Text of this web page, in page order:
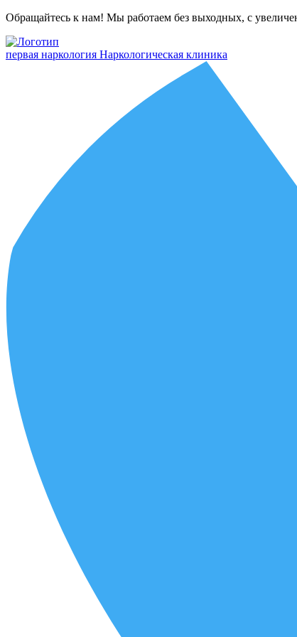
Обращайтесь к нам! Мы работаем без выходных, с
первая наркология Наркологическая клиника